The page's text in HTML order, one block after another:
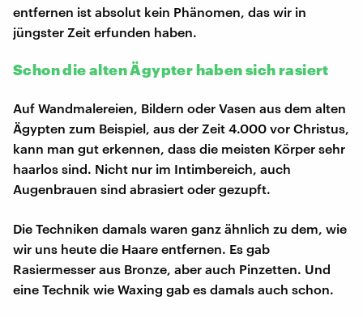
entfernen ist absolut kein Phänomen, das wir in
jüngster Zeit erfunden haben.
Schon die alten Ägypter haben sich rasiert
Auf Wandmalereien, Bildern oder Vasen aus dem alten
Ägypten zum Beispiel, aus der Zeit 4.000 vor Christus,
kann man gut erkennen, dass die meisten Körper sehr
haarlos sind. Nicht nur im Intimbereich, auch
Augenbrauen sind abrasiert oder gezupft.
Die Techniken damals waren ganz ähnlich zu dem, wie
wir uns heute die Haare entfernen. Es gab
Rasiermesser aus Bronze, aber auch Pinzetten. Und
eine Technik wie Waxing gab es damals auch schon.